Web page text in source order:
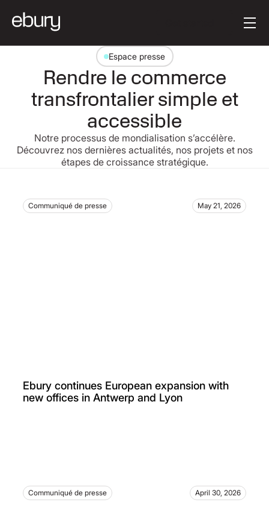
Espace presse
Rendre le commerce
transfrontalier simple et
accessible
Notre processus de mondialisation s’accélère.
Découvrez nos dernières actualités, nos projets et nos
étapes de croissance stratégique.
Communiqué de presse May 21, 2026
Ebury continues European expansion with
new offices in Antwerp and Lyon
Communiqué de presse April 30, 2026